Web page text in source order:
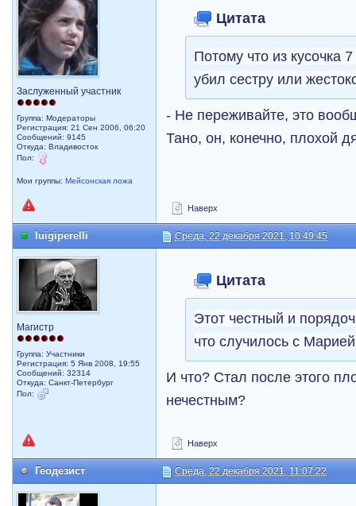
Заслуженный участник
Группа: Модераторы
Регистрация: 21 Сен 2006, 06:20
Сообщений: 9145
Откуда: Владивосток
Пол:
Мои группы:Мейсонская ложа
Цитата
Потому что из кусочка
убил сестру или
- Не переживайте, это
Тано, он, конечно, плохой
Наверх
luigiperelli Среда, 22 декабря 2021, 10:49:45
Магистр
Группа: Участники
Регистрация: 5 Янв 2008, 19:55
Сообщений: 32314
Откуда: Санкт-Петербург
Пол:
Цитата
Этот честный и
что случилось с Марией
И что? Стал после этого
нечестным?
Наверх
Геодезист Среда, 22 декабря 2021, 11:07:22